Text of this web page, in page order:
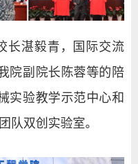
长湛毅青，国际交流
院副院长陈蓉等的陪
实验教学示范中心和
队双创实验室。